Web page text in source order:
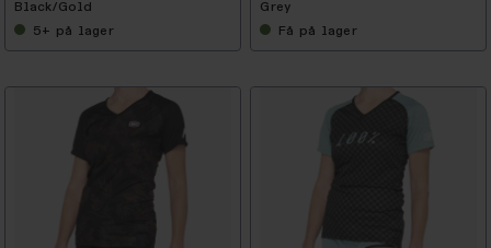
Black/Gold
5+ på lager
Grey
Få på lager